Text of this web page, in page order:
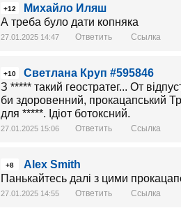
+12
Михайло Иляш
А треба було дати копняка
27.01.2025 14:47 Ответить Ссылка
+10
Светлана Круп #595846
З ***** такий геостратег... От
би здоровенний, прокацапський
для *****. Ідіот ботоксний.
27.01.2025 15:06 Ответить Ссылка
+8
Alex Smith
Панькайтесь далі з цими
27.01.2025 14:55 Ответить Ссылка